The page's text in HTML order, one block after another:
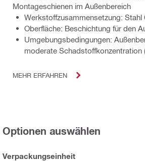
Montageschienen im Außenbereich
Werkstoffzusammensetzung: Stahl
Oberfläche: Beschichtung für den
Umgebungsbedingungen:
moderate Schadstoffkonzentration
MEHR ERFAHREN
Optionen auswählen
Verpackungseinheit